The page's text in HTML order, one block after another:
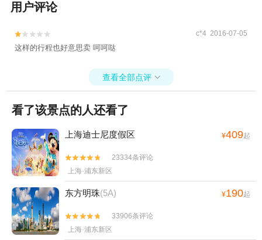
用户评论

 c*4 2016-07-05
这样的行程也好意思卖 呵呵哒
查看全部点评 
看了该景点的人还看了
上海迪士尼度假区 ¥409起


23334条评论
上海·浦东新区
东方明珠(5A) ¥190起


33906条评论
上海·浦东新区